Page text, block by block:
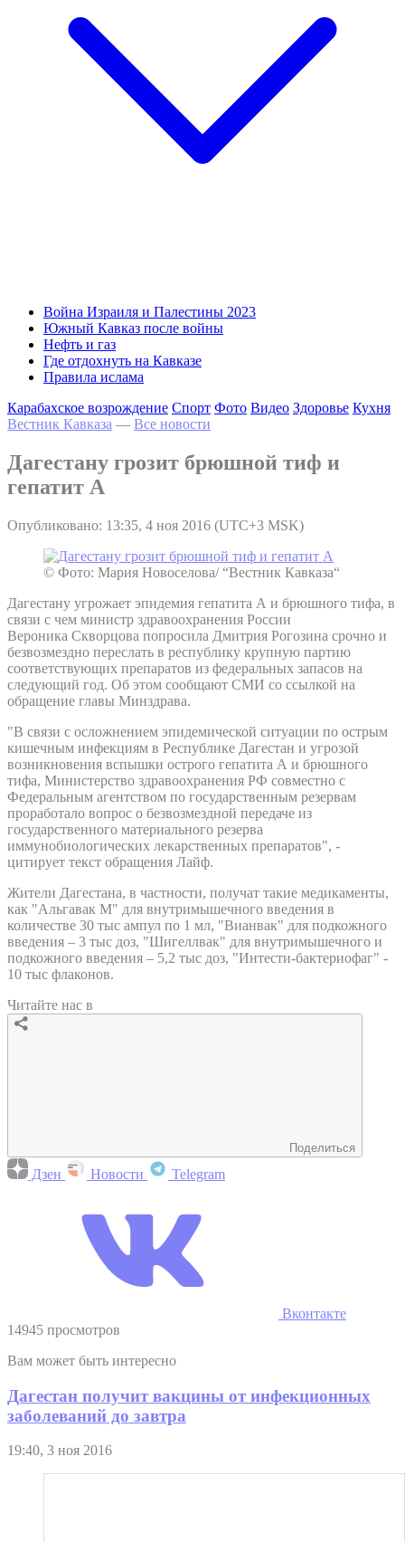
Война Израиля и Палестины 2023
Южный Кавказ после войны
Нефть и газ
Где отдохнуть на Кавказе
Правила ислама
Карабахское возрождение Спорт Фото Видео Здоровье Кухня
Вестник Кавказа — Все новости
Дагестану грозит брюшной тиф и
гепатит А
Опубликовано: 13:35, 4 ноя 2016 (UTC+3 MSK)
© Фото: Мария Новоселова/ “Вестник Кавказа“
Дагестану угрожает эпидемия гепатита А и брюшного тифа, в
связи с чем министр здравоохранения России
Вероника Скворцова попросила Дмитрия Рогозина срочно и
безвозмездно переслать в республику крупную партию
соответствующих препаратов из федеральных запасов на
следующий год. Об этом сообщают СМИ со ссылкой на
обращение главы Минздрава.
"В связи с осложнением эпидемической ситуации по острым
кишечным инфекциям в Республике Дагестан и угрозой
возникновения вспышки острого гепатита А и брюшного
тифа, Министерство здравоохранения РФ совместно с
Федеральным агентством по государственным резервам
проработало вопрос о безвозмездной передаче из
государственного материального резерва
иммунобиологических лекарственных препаратов", -
цитирует текст обращения Лайф.
Жители Дагестана, в частности, получат такие медикаменты,
как "Альгавак М" для внутримышечного введения в
количестве 30 тыс ампул по 1 мл, "Вианвак" для подкожного
введения – 3 тыс доз, "Шигеллвак" для внутримышечного и
подкожного введения – 5,2 тыс доз, "Интести-бактериофаг" -
10 тыс флаконов.
Читайте нас в
Поделиться
Дзен Новости Telegram
Вконтакте
14945 просмотров
Вам может быть интересно
Дагестан получит вакцины от инфекционных
заболеваний до завтра
19:40, 3 ноя 2016